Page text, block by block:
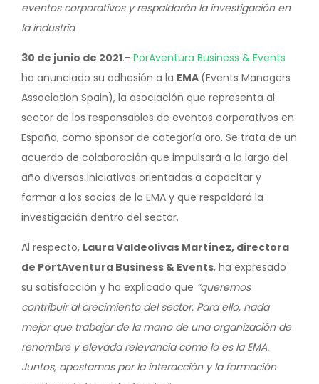
eventos corporativos y respaldarán la investigación en
la industria
30 de junio de 2021.- PorAventura Business & Events
ha anunciado su adhesión a la EMA (Events Managers
Association Spain), la asociación que representa al
sector de los responsables de eventos corporativos en
España, como sponsor de categoría oro. Se trata de un
acuerdo de colaboración que impulsará a lo largo del
año diversas iniciativas orientadas a capacitar y
formar a los socios de la EMA y que respaldará la
investigación dentro del sector.
Al respecto, Laura Valdeolivas Martínez, directora
de PortAventura Business & Events, ha expresado
su satisfacción y ha explicado que “queremos
contribuir al crecimiento del sector. Para ello, nada
mejor que trabajar de la mano de una organización de
renombre y elevada relevancia como lo es la EMA.
Juntos, apostamos por la interacción y la formación